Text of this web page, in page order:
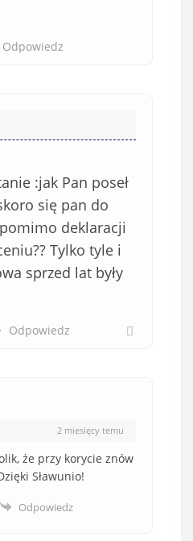
Odpowiedz
:jak Pan poseł
się pan do
pomimo deklaracji
Tylko tyle i
sprzed lat były
Odpowiedz
2 miesięcy temu
że przy korycie znów
Sławunio!
Odpowiedz